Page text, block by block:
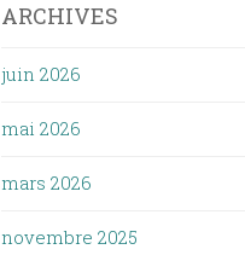
ARCHIVES
juin 2026
mai 2026
mars 2026
novembre 2025